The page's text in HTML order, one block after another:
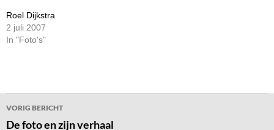
Roel Dijkstra
2 juli 2007
In "Foto's"
Bericht
navigatie
VORIG BERICHT
De foto en zijn verhaal